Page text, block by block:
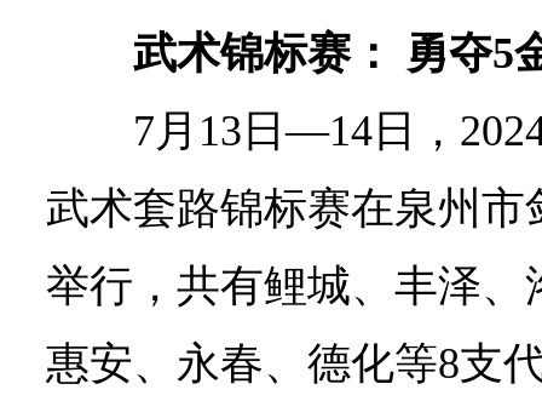
武术锦标赛： 勇夺5
7月13日—14日，
武术套路锦标赛在泉州
举行，共有鲤城、丰泽
惠安、永春、德化等8支